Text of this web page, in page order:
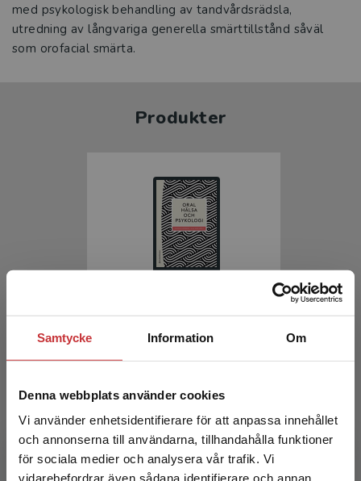
Samtycke Information Om
Denna webbplats använder cookies
Vi använder enhetsidentifierare för att anpassa innehållet
och annonserna till användarna, tillhandahålla funktioner
för sociala medier och analysera vår trafik. Vi
vidarebefordrar även sådana identifierare och annan
Begränsad fraktregion
med psykologisk behandling av tandvårdsrädsla,
utredning av långvariga generella smärttillstånd såväl
som orofacial smärta.
Produkter
Oral hälsa och psykologi
Exkl. moms: 203 kr